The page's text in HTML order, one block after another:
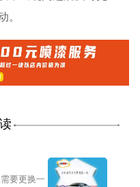
。
要更换一